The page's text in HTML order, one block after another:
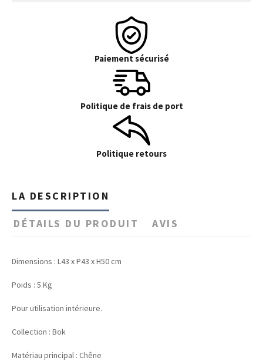
Paiement sécurisé
Politique de frais de port
Politique retours
LA DESCRIPTION
DÉTAILS DU PRODUIT AVIS
Dimensions : L43 x P43 x H50 cm
Poids : 5 Kg
Pour utilisation intérieure.
Collection : Bok
Matériau principal : Chêne